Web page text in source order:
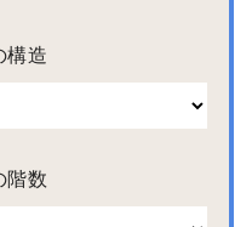
構造
階数